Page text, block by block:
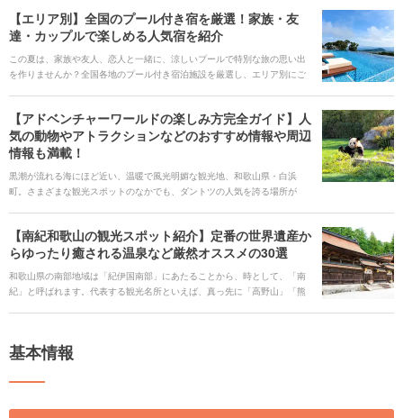
要な都市から足を運びやすい温泉地の宿を厳選しました。 客室露天で渓谷
を独占できるラグジュアリー旅館から、歴史情緒あふれる老舗までライン
を計画してみませんか。 気になる宿を見つけたら、心からおすすめできる
宿泊施設のみをご紹介するホテル・旅館の宿泊予約サービス<b><u>
[Relux(リラックス)](https://rlx.jp/)</u></b>で予約しましょう。 提供：
KDDI株式会社
【エリア別】全国のプール付き宿を厳選！家族・友
達・カップルで楽しめる人気宿を紹介
この夏は、家族や友人、恋人と一緒に、涼しいプールで特別な旅の思い出
を作りませんか？全国各地のプール付き宿泊施設を厳選し、エリア別にご
す。各宿泊施設の周辺には、美味しいグルメや観光スポットも充実してい
るので、旅の計画に役立ててください！ 気になる宿を見つけたら、心から
おすすめできる宿泊施設のみをご紹介するホテル・旅館の宿泊予約サービ
提供：KDDI株式会社
【アドベンチャーワールドの楽しみ方完全ガイド】人
気の動物やアトラクションなどのおすすめ情報や周辺
情報も満載！
黒潮が流れる海にほど近い、温暖で風光明媚な観光地、和歌山県・白浜
町。さまざまな観光スポットのなかでも、ダントツの人気を誇る場所が
こと。そのほか、感動間違いなしのイルカショーや、大迫力のサファリを
擁する動物園エリアだけでなく、遊園地エリアも併設し、1日では遊び尽く
人びとが訪れる「アドベンチャーワールド」を、より楽しむことができる
情報を、たくさんお届けします。
【南紀和歌山の観光スポット紹介】定番の世界遺産か
らゆったり癒される温泉など厳然オススメの30選
和歌山県の南部地域は「紀伊国南部」にあたることから、時として、「南
紀」と呼ばれます。代表する観光名所といえば、真っ先に「高野山」「熊
ます。
基本情報